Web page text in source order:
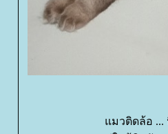
มวติดล้อ ...